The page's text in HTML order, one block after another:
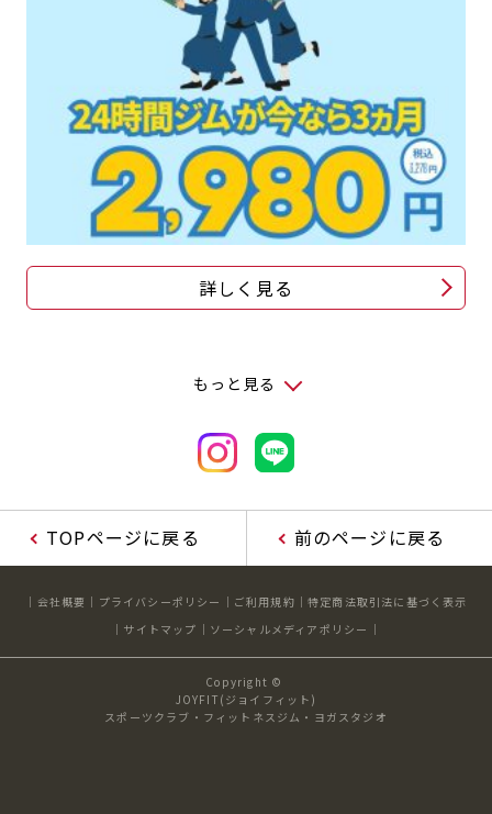
詳しく見る
もっと見る
TOPページに戻る 前のページに戻る
会社概要 プライバシーポリシー ご利用規約
特定商法取引法に基づく表示
サイトマップ
ソーシャルメディアポリシー
Copyright ©
JOYFIT(ジョイフィット)
スポーツクラブ・フィットネスジム・ヨガスタジオ